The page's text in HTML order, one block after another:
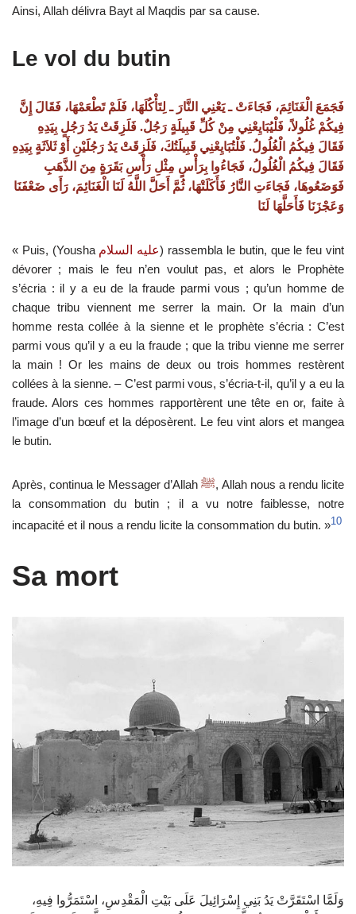
Ainsi, Allah délivra Bayt al Maqdis par sa cause.
Le vol du butin
فَجَمَعَ الْغَنَائِمَ، فَجَاءَتْ ـ يَعْنِي النَّارَ ـ لِتَأْكُلَهَا، فَلَمْ تَطْعَمْهَا، فَقَالَ إِنَّ
فِيكُمْ غُلُولاً، فَلْيُبَايِعْنِي مِنْ كُلِّ قَبِيلَةٍ رَجُلٌ‏.‏ فَلَزِقَتْ يَدُ رَجُلٍ بِيَدِهِ
فَقَالَ فِيكُمُ الْغُلُولُ‏.‏ فَلْتُبَايِعْنِي قَبِيلَتُكَ، فَلَزِقَتْ يَدُ رَجُلَيْنِ أَوْ ثَلاَثَةٍ بِيَدِهِ
فَقَالَ فِيكُمُ الْغُلُولُ، فَجَاءُوا بِرَأْسٍ مِثْلِ رَأْسِ بَقَرَةٍ مِنَ الذَّهَبِ
فَوَضَعُوهَا، فَجَاءَتِ النَّارُ فَأَكَلَتْهَا، ثُمَّ أَحَلَّ اللَّهُ لَنَا الْغَنَائِمَ، رَأَى ضَعْفَنَا
وَعَجْزَنَا فَأَحَلَّهَا لَنَا
« Puis, (Yousha عليه السلام) rassembla le butin, que le feu vint
dévorer ; mais le feu n’en voulut pas, et alors le Prophète
s’écria : il y a eu de la fraude parmi vous ; qu’un homme de
chaque tribu viennent me serrer la main. Or la main d’un
homme resta collée à la sienne et le prophète s’écria : C’est
parmi vous qu’il y a eu la fraude ; que la tribu vienne me serrer
la main ! Or les mains de deux ou trois hommes restèrent
collées à la sienne. – C’est parmi vous, s’écria-t-il, qu’il y a eu la
fraude. Alors ces hommes rapportèrent une tête en or, faite à
l’image d’un bœuf et la déposèrent. Le feu vint alors et mangea
le butin.
Après, continua le Messager d’Allah ﷺ, Allah nous a rendu licite
la consommation du butin ; il a vu notre faiblesse, notre
incapacité et il nous a rendu licite la consommation du butin. »10
Sa mort
وَلَمَّا اسْتَقَرَّتْ يَدُ بَنِي إِسْرَائِيلَ عَلَى بَيْتِ الْمَقْدِسِ، اسْتَمَرُّوا فِيهِ،